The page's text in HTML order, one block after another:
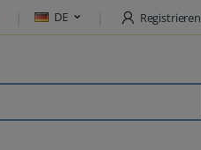
DE Registrieren